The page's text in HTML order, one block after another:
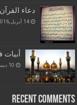
دعاء
14 أبريل,2016
أبيات
10 ديسمبر,2017
Recent Comments